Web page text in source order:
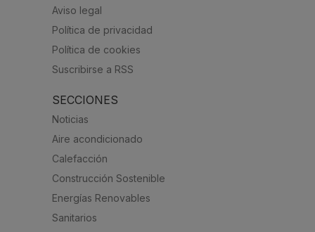
Aviso legal
Política de privacidad
Política de cookies
Suscribirse a RSS
SECCIONES
Noticias
Aire acondicionado
Calefacción
Construcción Sostenible
Energías Renovables
Sanitarios